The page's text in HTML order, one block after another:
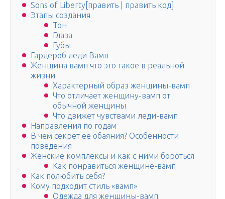
Sons of Liberty[править | править код]
Этапы создания
Тон
Глаза
Губы
Гардероб леди Вамп
Женщина вамп что это такое в реальной
жизни
Характерный образ женщины-вамп
Что отличает женщину-вамп от
обычной женщины
Что движет чувствами леди-вамп
Направления по годам
В чем секрет ее обаяния? Особенности
поведения
Женские комплексы и как с ними бороться
Как понравиться женщине-вамп
Как полюбить себя?
Кому подходит стиль «вамп»
Одежда для женщины-вамп